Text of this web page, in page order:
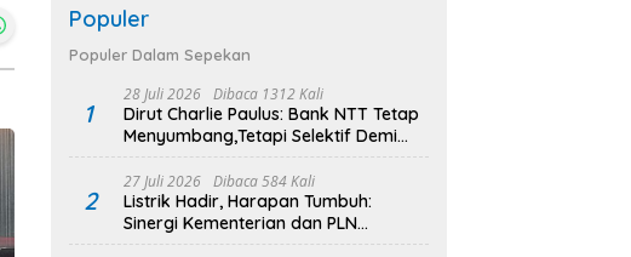
Populer
Populer Dalam Sepekan
1
28 Juli 2026 Dibaca 1312 Kali
Dirut Charlie Paulus: Bank NTT Tetap
Menyumbang,Tetapi Selektif Demi
Kepentingan Masyarakat
2
27 Juli 2026 Dibaca 584 Kali
Listrik Hadir, Harapan Tumbuh:
Sinergi Kementerian dan PLN
Percepat Pembangunan Infrastruktur